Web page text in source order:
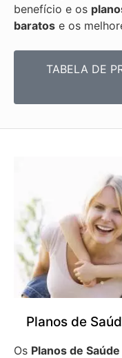
benefício e os
baratos e os
TABELA DE
Planos de
Os Planos de